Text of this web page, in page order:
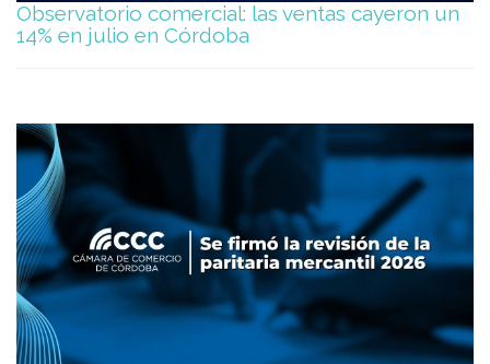
Observatorio comercial: las ventas cayeron un
14% en julio en Córdoba